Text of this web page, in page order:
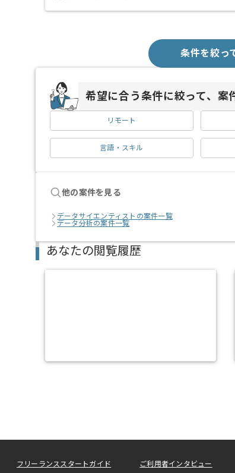
条件を絞っ
希望に合う条件に絞って、案
リモート
言語・スキル
他の案件を見る
データサイエンティストの案件一覧
データ分析の案件一覧
あなたの閲覧履歴
フリーランススタートガイド ご利用者インタビュー